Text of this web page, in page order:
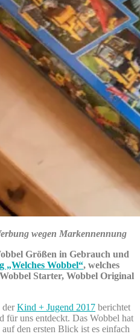
wegen Markennennung
Größen in Gebrauch und
„Welches Wobbel“, welches
Starter, Wobbel Original
derKind + Jugend 2017 berichtet
für uns entdeckt. Das Wobbel hat
den ersten Blick ist es einfach